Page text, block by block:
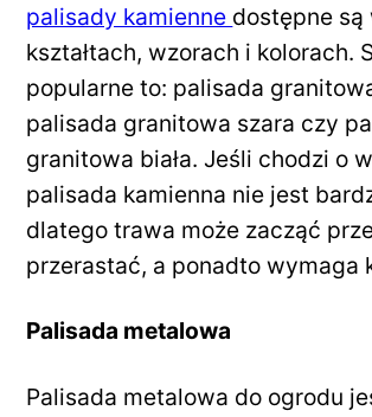
palisady kamienne dostępne są
kształtach, wzorach i kolorach.
popularne to: palisada
palisada granitowa szara czy
granitowa biała. Jeśli chodzi o
palisada kamienna nie jest
dlatego trawa może zacząć
przerastać, a ponadto wymaga
Palisada metalowa
Palisada metalowa do ogrodu